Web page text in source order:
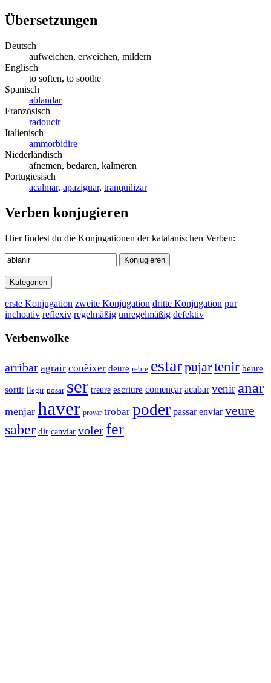
Übersetzungen
Deutsch
aufweichen, erweichen, mildern
Englisch
to soften, to soothe
Spanisch
ablandar
Französisch
radoucir
Italienisch
ammorbidire
Niederländisch
afnemen, bedaren, kalmeren
Portugiesisch
acalmar, apaziguar, tranquilizar
Verben konjugieren
Hier findest du die Konjugationen der katalanischen Verben:
Konjugieren
Kategorien
erste Konjugation zweite Konjugation dritte Konjugation pur
inchoativ reflexiv regelmäßig unregelmäßig defektiv
Verbenwolke
arribar agrair conèixer deure rebre estarpujartenir beure
sortir llegir posar ser treure escriure començar acabar venir anar
menjar haver provar trobar poder passar enviar veure
saber dir canviar volerfer